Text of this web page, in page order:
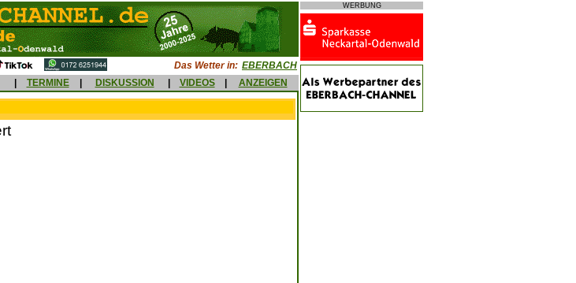
Das Wetter in: EBERBACH
TERMINE DISKUSSION VIDEOS ANZEIGEN
WERBUNG